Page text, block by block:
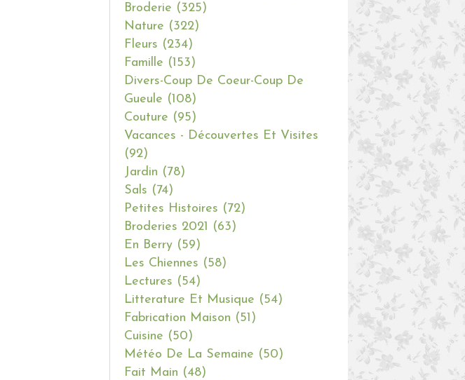
Broderie (325)
Nature (322)
Fleurs (234)
Famille (153)
Divers-Coup De Coeur-Coup De
Gueule (108)
Couture (95)
Vacances - Découvertes Et Visites
(92)
Jardin (78)
Sals (74)
Petites Histoires (72)
Broderies 2021
(63)
En Berry (59)
Les Chiennes (58)
Lectures (54)
Litterature Et Musique (54)
Fabrication Maison (51)
Cuisine (50)
Météo De La Semaine (50)
Fait Main (48)